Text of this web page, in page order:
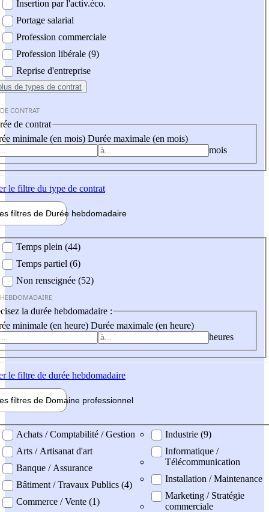
Insertion par l'activ.éco.
Portage salarial
Profession commerciale
Profession libérale (9)
Reprise d'entreprise
de types de contrat
CONTRAT
de contrat
minimale (en mois) Durée maximale (en mois)
mois
le filtre du type de contrat
filtres de Durée hebdomadaire
Temps plein (44)
Temps partiel (6)
Non renseignée (52)
la durée hebdomadaire :
minimale (en heure) Durée maximale (en heure)
heures
le filtre de durée hebdomadaire
filtres de Domaine professionnel
professionel
Achats / Comptabilité / Gestion
Arts / Artisanat d'art
Banque / Assurance
Bâtiment / Travaux Publics (4)
Commerce / Vente (1)
Industrie (9)
Informatique /
Télécommunication
Installation / Maintenance
Marketing / Stratégie
commerciale